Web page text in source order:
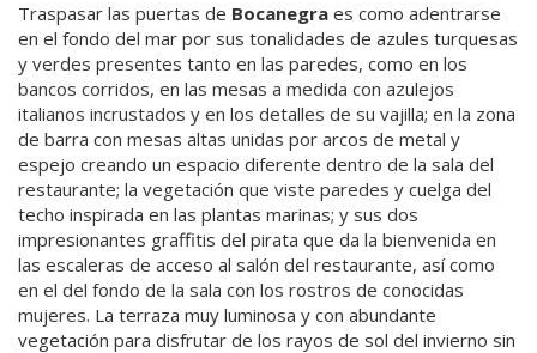
Traspasar las puertas de Bocanegra es como adentrarse
en el fondo del mar por sus tonalidades de azules turquesas
y verdes presentes tanto en las paredes, como en los
bancos corridos, en las mesas a medida con azulejos
italianos incrustados y en los detalles de su vajilla; en la zona
de barra con mesas altas unidas por arcos de metal y
espejo creando un espacio diferente dentro de la sala del
restaurante; la vegetación que viste paredes y cuelga del
techo inspirada en las plantas marinas; y sus dos
impresionantes graffitis del pirata que da la bienvenida en
las escaleras de acceso al salón del restaurante, así como
en el del fondo de la sala con los rostros de conocidas
mujeres. La terraza muy luminosa y con abundante
vegetación para disfrutar de los rayos de sol del invierno sin